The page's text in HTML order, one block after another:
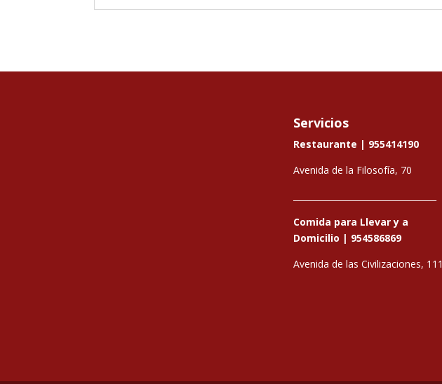
Servicios
Restaurante | 955414190
Avenida de la Filosofía, 70
Comida para Llevar y a
Domicilio | 954586869
Avenida de las Civilizaciones, 111